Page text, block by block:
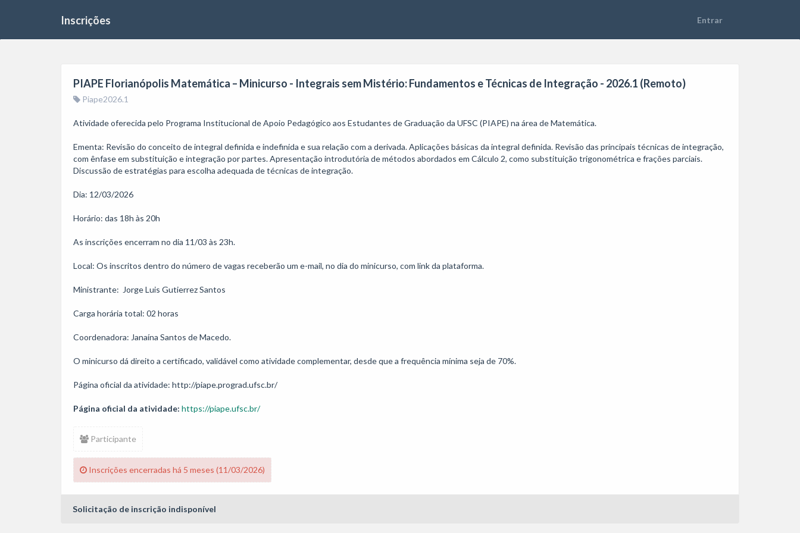
Inscrições
PIAPE Florianópolis Matemática – Minicurso - Integrais sem Mistério: Fundamentos e Técnicas de Integração - 2026.1 (Remoto)
Piape2026.1
Atividade oferecida pelo Programa Institucional de Apoio Pedagógico aos Estudantes de Graduação da UFSC (PIAPE) na área de Matemática.
Ementa: Revisão do conceito de integral definida e indefinida e sua relação com a derivada. Aplicações básicas da integral definida. Revisão das principais técnicas de integração,
com ênfase em substituição e integração por partes. Apresentação introdutória de métodos abordados em Cálculo 2, como substituição trigonométrica e frações parciais.
Discussão de estratégias para escolha adequada de técnicas de integração.
Dia: 12/03/2026
Horário: das 18h às 20h
As inscrições encerram no dia 11/03 às 23h.
Local: Os inscritos dentro do número de vagas receberão um e-mail, no dia do minicurso, com link da plataforma.
Ministrante:  Jorge Luis Gutierrez Santos
Carga horária total: 02 horas
Coordenadora: Janaína Santos de Macedo.
O minicurso dá direito a certificado, validável como atividade complementar, desde que a frequência mínima seja de 70%.
Página oficial da atividade: https://piape.ufsc.br/
Participante
Inscrições encerradas há 5 meses (11/03/2026)
Solicitação de inscrição indisponível